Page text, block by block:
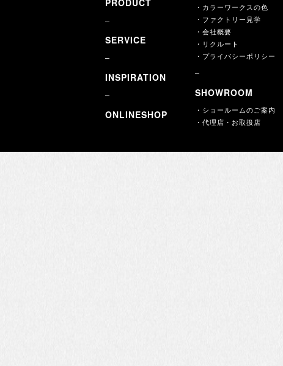
PRODUCT
SERVICE
INSPIRATION
ONLINESHOP
・カラーワークスの色
・ファクトリー見学
・会社概要
・リクルート
・プライバシーポリシー
SHOWROOM
・ショールームのご案内
・代理店・お取扱店